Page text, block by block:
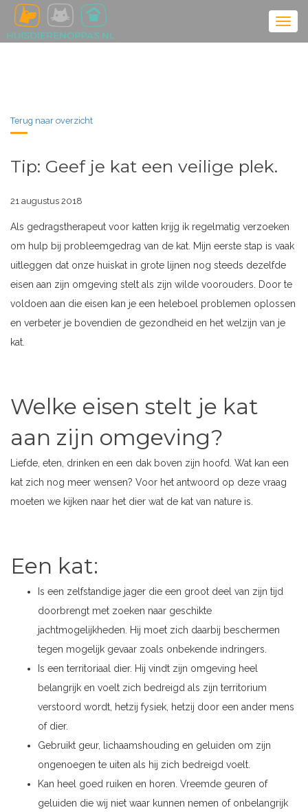
Terug naar overzicht
Tip: Geef je kat een veilige plek.
21 augustus 2018
Als gedragstherapeut voor katten krijg ik regelmatig verzoeken
om hulp bij probleemgedrag van de kat. Mijn eerste stap is vaak
uitleggen dat onze huiskat in grote lijnen nog steeds dezelfde
eisen aan zijn omgeving stelt als zijn wilde voorouders. Door te
voldoen aan die eisen kan je een heleboel problemen oplossen
en verbeter je bovendien de gezondheid en het welzijn van je
kat.
Welke eisen stelt je kat
aan zijn omgeving?
Liefde, eten, drinken en een dak boven zijn hoofd. Wat kan een
kat zich nog meer wensen? Voor het antwoord op deze vraag
moeten we kijken naar het dier wat de kat van nature is.
Een kat:
Is een zelfstandige jager die een groot deel van zijn tijd
doorbrengt met zoeken naar geschikte
jachtmogelijkheden. Hij moet zich daarbij beschermen
tegen mogelijk gevaar zoals onbekende indringers.
Is een territoriaal dier. Hij vindt zijn omgeving heel
belangrijk en voelt zich bedreigd als zijn territorium
verstoord wordt, hetzij fysiek, hetzij door een ander mens
of dier.
Gebruikt geur, lichaamshouding en geluiden om zijn
ongenoegen te uiten als hij zich bedreigd voelt.
Kan heel goed ruiken en horen. Vreemde geuren of
geluiden die wij niet waar kunnen nemen of onbelangrijk